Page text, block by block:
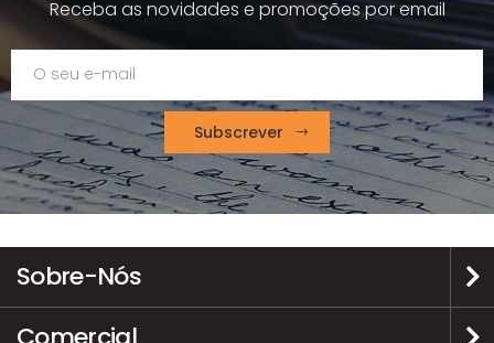
Receba as novidades e promoções por email
Subscrever
Sobre-Nós